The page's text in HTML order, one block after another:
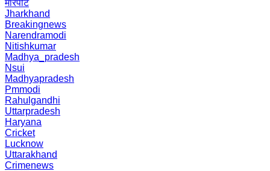
मारपीट
Jharkhand
Breakingnews
Narendramodi
Nitishkumar
Madhya_pradesh
Nsui
Madhyapradesh
Pmmodi
Rahulgandhi
Uttarpradesh
Haryana
Cricket
Lucknow
Uttarakhand
Crimenews